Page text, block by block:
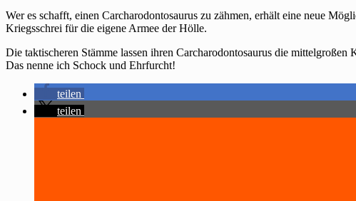
Wer es schafft, einen Carcharodontosaurus zu zähmen, erhält eine neue
Kriegsschrei für die eigene Armee der Hölle.
Die taktischeren Stämme lassen ihren Carcharodontosaurus die
Das nenne ich Schock und Ehrfurcht!
teilen
teilen